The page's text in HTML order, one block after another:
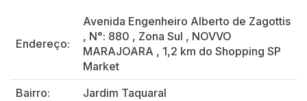
Endereço:
Avenida Engenheiro Alberto de Zagottis
, N°: 880 , Zona Sul , NOVVO
MARAJOARA , 1,2 km do Shopping SP
Market
Bairro:
Jardim Taquaral